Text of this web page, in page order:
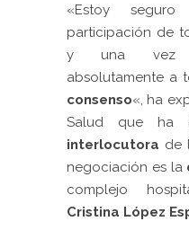
«Estoy
participación de
y una vez
absolutamente a
consenso«, ha
Salud que ha
interlocutora de
negociación es la
complejo
Cristina López